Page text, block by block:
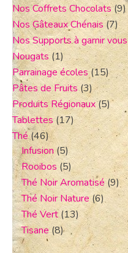
Nos Coffrets Chocolats (9)
Nos Gâteaux Chénais (7)
Nos Supports à garnir
Nougats (1)
Parrainage écoles (15)
Pâtes de Fruits (3)
Produits Régionaux(5)
Tablettes(17)
Thé (46)
Infusion(5)
Rooibos (5)
Thé Noir Aromatisé (9)
Thé Noir Nature (6)
Thé Vert (13)
Tisane (8)